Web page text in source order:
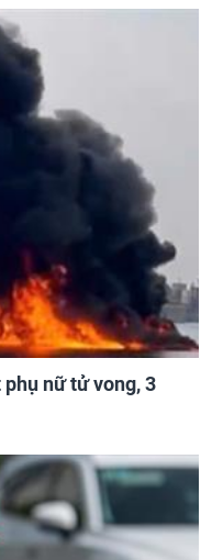
nữ tử vong, 3